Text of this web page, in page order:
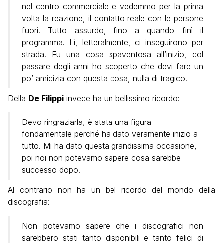
nel centro commerciale e vedemmo per la prima
volta la reazione, il contatto reale con le persone
fuori. Tutto assurdo, fino a quando finì il
programma. Lì, letteralmente, ci inseguirono per
strada. Fu una cosa spaventosa all’inizio, col
passare degli anni ho scoperto che devi fare un
po’ amicizia con questa cosa, nulla di tragico.
Della De Filippi invece ha un bellissimo ricordo:
Devo ringraziarla, è stata una figura
fondamentale perché ha dato veramente inizio a
tutto. Mi ha dato questa grandissima occasione,
poi noi non potevamo sapere cosa sarebbe
successo dopo.
Al contrario non ha un bel ricordo del mondo della
discografia:
Non potevamo sapere che i discografici non
sarebbero stati tanto disponibili e tanto felici di